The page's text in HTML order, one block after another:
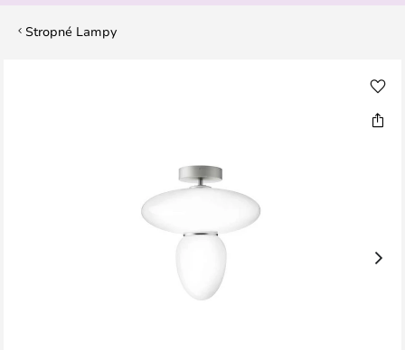
Stropné Lampy